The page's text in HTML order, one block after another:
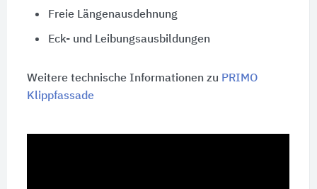
Freie Längenausdehnung
Eck- und Leibungsausbildungen
Weitere technische Informationen zu PRIMO
Klippfassade